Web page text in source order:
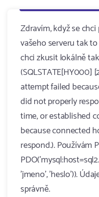
Zdravím, když se
vašeho serveru tak
chci zkusit lokálně
(SQLSTATE[HY000]
attempt failed
did not properly
time, or established
because connected
respond.). Používám
'jmeno', 'heslo')).
správně.